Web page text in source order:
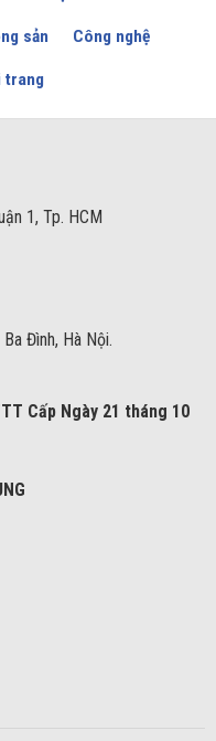
sản Công nghệ
trang
1, Tp. HCM
Đình, Hà Nội.
Cấp Ngày 21 tháng 10